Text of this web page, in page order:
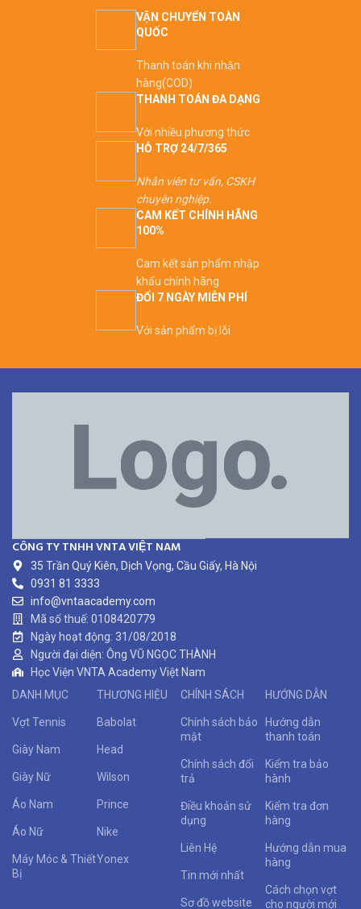
VẬN CHUYỂN TOÀN
QUỐC
Thanh toán khi nhận
hàng(COD)
THANH TOÁN ĐA DẠNG
Với nhiều phương thức
HỖ TRỢ 24/7/365
Nhân viên tư vấn, CSKH
chuyên nghiệp.
CAM KẾT CHÍNH HÃNG
100%
Cam kết sản phẩm nhập
khẩu chính hãng
ĐỔI 7 NGÀY MIỄN PHÍ
Với sản phẩm bị lỗi
CÔNG TY TNHH VNTA VIỆT NAM
35 Trần Quý Kiên, Dịch Vọng, Cầu Giấy, Hà Nội
0931 81 3333
info@vntaacademy.com
Mã số thuế: 0108420779
Ngày hoạt động: 31/08/2018
Người đại diện: Ông VŨ NGỌC THÀNH
Học Viện VNTA Academy Việt Nam
DANH MỤC
Vợt Tennis
Giày Nam
Giày Nữ
Áo Nam
Áo Nữ
Máy Móc & Thiết
Bị
THƯƠNG HIỆU
Babolat
Head
Wilson
Prince
Nike
Yonex
CHÍNH SÁCH
Chính sách bảo
mật
Chính sách đổi
trả
Điều khoản sử
dụng
Liên Hệ
Tin mới nhất
Sơ đồ website
HƯỚNG DẪN
Hướng dẫn
thanh toán
Kiểm tra bảo
hành
Kiểm tra đơn
hàng
Hướng dẫn mua
hàng
Cách chọn vợt
cho người mới